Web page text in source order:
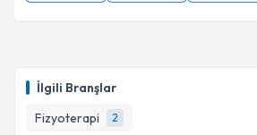
İlgili Branşlar
Fizyoterapi
2